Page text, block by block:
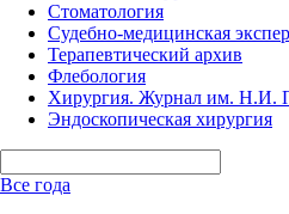
Стоматология
Судебно-медицинская
Терапевтический архив
Флебология
Хирургия. Журнал им. Н.И.
Эндоскопическая хирургия
Все года